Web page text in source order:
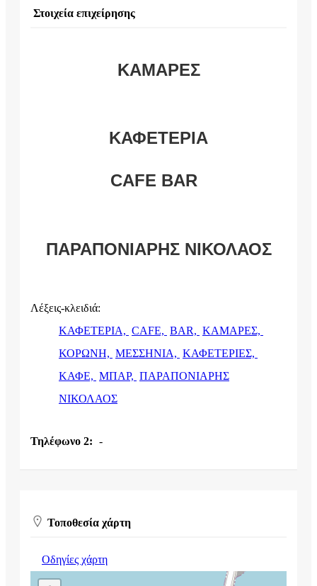
Στοιχεία επιχείρησης
ΚΑΜΑΡΕΣ
ΚΑΦΕΤΕΡΙΑ
CAFE BAR
ΠΑΡΑΠΟΝΙΑΡΗΣ ΝΙΚΟΛΑΟΣ
Λέξεις-κλειδιά:
ΚΑΦΕΤΕΡΙΑ, CAFE, BAR, ΚΑΜΑΡΕΣ,
ΚΟΡΩΝΗ, ΜΕΣΣΗΝΙΑ, ΚΑΦΕΤΕΡΙΕΣ,
ΚΑΦΕ, ΜΠΑΡ, ΠΑΡΑΠΟΝΙΑΡΗΣ
ΝΙΚΟΛΑΟΣ
Τηλέφωνο 2: -
Τοποθεσία χάρτη
Οδηγίες χάρτη